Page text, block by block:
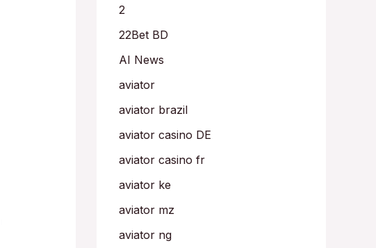
2
22Bet BD
AI News
aviator
aviator brazil
aviator casino DE
aviator casino fr
aviator ke
aviator mz
aviator ng